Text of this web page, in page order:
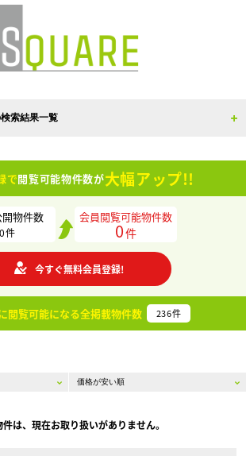
索結果一覧
で閲覧可能物件数が大幅アップ!!
物件数
0件
会員閲覧可能物件数
0件
今すぐ無料会員登録!
閲覧可能になる全掲載物件数 236件
は、現在お取り扱いがありません。